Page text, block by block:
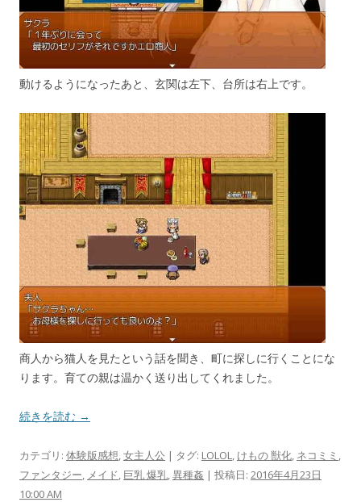
動けるようになったあと、玄関は左下、台所は右上です。
商人から猫人を見たという話を聞き、町に探しに行くことにな
ります。育ての親は温かく送り出してくれました。
続きを読む →
カテゴリ: 体験版感想 女主人公 | タグ: LOLOL けもの 獣化 ネコミミ
ファンタジー
メイド 巨乳 爆乳 異種姦 | 投稿日: 2016年4月23日
10:00 AM